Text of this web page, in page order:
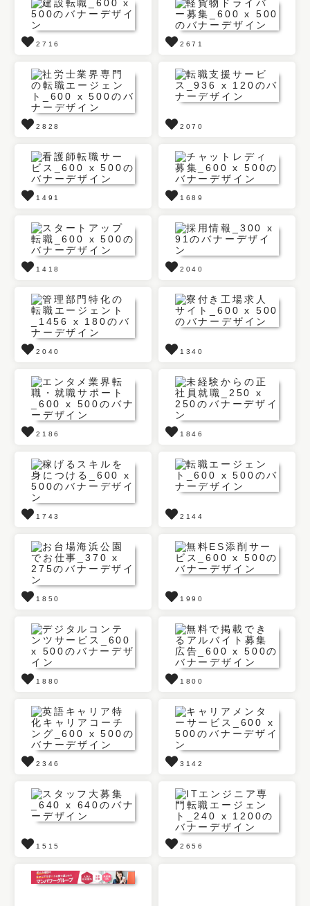
2716 2671
2828 2070
1491 1689
1418 2040
2040 1340
2186 1846
1743 2144
1850 1990
1880 1800
2346 3142
1515 2656